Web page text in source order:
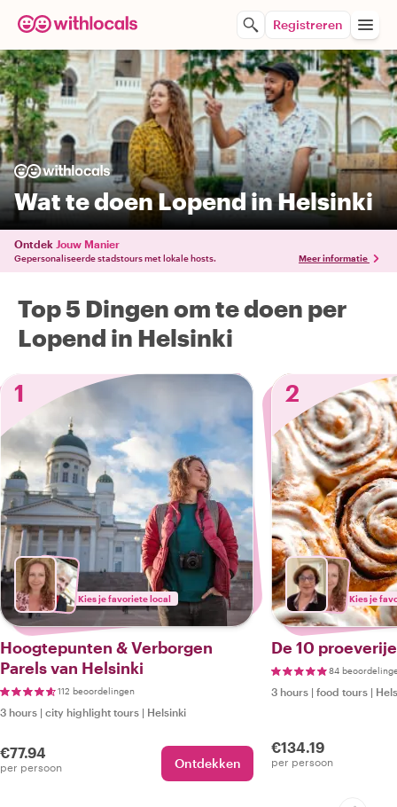
Registreren
Wat te doen Lopend in Helsinki
Ontdek Jouw Manier
Gepersonaliseerde stadstours met lokale hosts. Meer informatie
Top 5 Dingen om te doen per
Lopend in Helsinki
1
Kies je favoriete local
Hoogtepunten & Verborgen
Parels van Helsinki
112 beoordelingen
3 hours | city highlight tours | Helsinki
€77.94
per persoon Ontdekken
2
Kies je
De 10
84
3 hours | food tours |
€134.19
per persoon